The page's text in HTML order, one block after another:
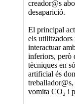
creador@s
desaparició.
El principal
els utilitzadors
interactuar
inferiors, però
tècniques en
artificial és
vomita CO₂ i